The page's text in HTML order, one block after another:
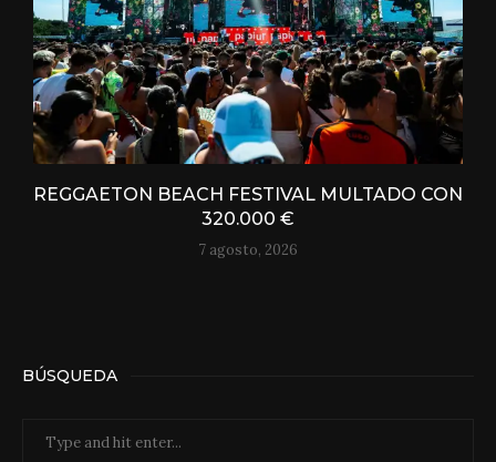
REGGAETON BEACH FESTIVAL MULTADO CON
320.000 €
7 agosto, 2026
BÚSQUEDA